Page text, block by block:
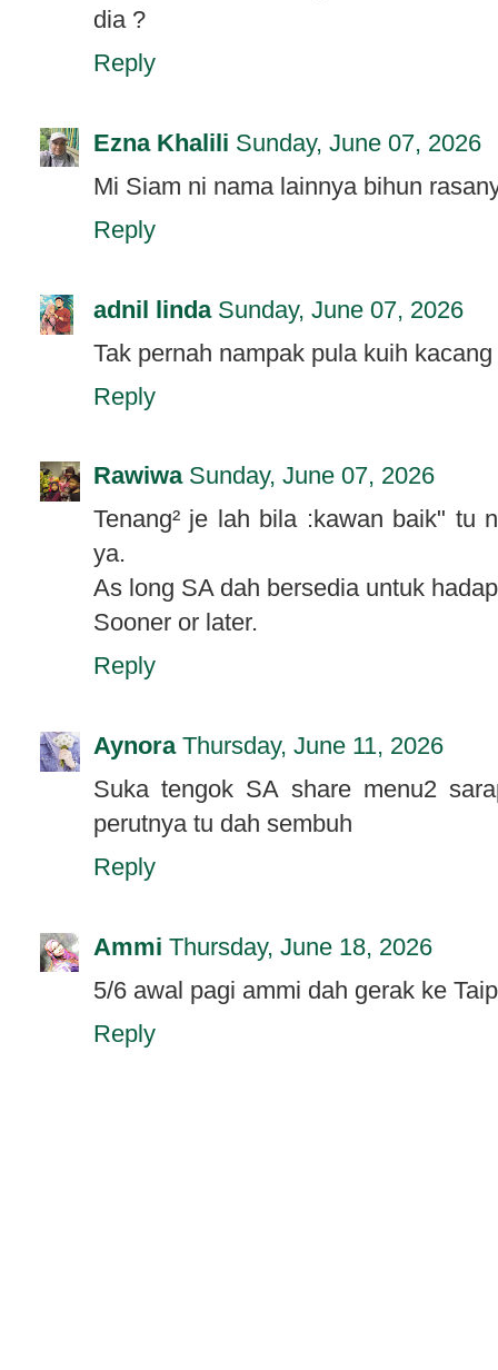
dia ?
Reply
Ezna Khalili Sunday, June 07, 2026
Mi Siam ni nama lainnya bihun
Reply
adnil linda Sunday, June 07, 2026
Tak pernah nampak pula kuih
Reply
Rawiwa Sunday, June 07, 2026
Tenang² je lah bila :kawan baik" tu
ya.
As long SA dah bersedia untuk
Sooner or later.
Reply
Aynora Thursday, June 11, 2026
Suka tengok SA share menu2
perutnya tu dah sembuh
Reply
Ammi Thursday, June 18, 2026
5/6 awal pagi ammi dah gerak ke
Reply